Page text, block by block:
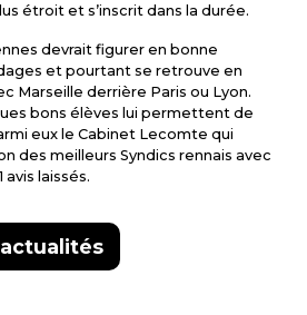
étroit et s’inscrit dans la durée.
devrait figurer en bonne
et pourtant se retrouve en
Marseille derrière Paris ou Lyon.
bons élèves lui permettent de
eux le Cabinet Lecomte qui
des meilleurs Syndics rennais avec
laissés.